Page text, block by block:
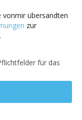
übersandten
zur
für das